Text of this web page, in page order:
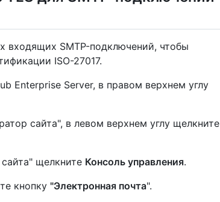
входящих SMTP-подключений, чтобы
ISO-27017.
Enterprise Server, в правом верхнем углу
сайта", в левом верхнем углу щелкните
щелкните Консоль управления.
кнопку "Электронная почта".